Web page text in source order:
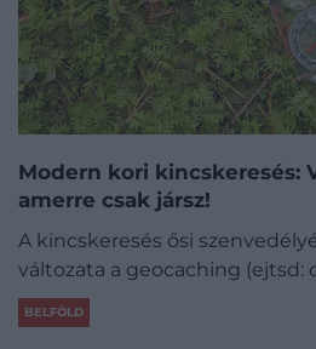
Modern kori kincskeresés:
amerre csak jársz!
A kincskeresés ősi
változata a geocaching (ejtsd:
BELFÖLD